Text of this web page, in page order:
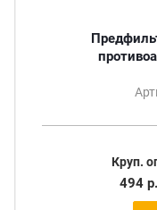
Круп.
494 р.